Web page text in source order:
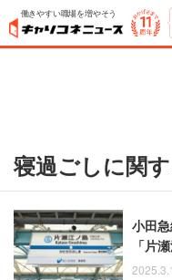
働きやすい職場を増やそう
寝過ごしに関
小田
「片
せんで